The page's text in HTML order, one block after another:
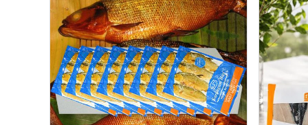
ズ
バ
ゴ
ス
フ
ィ
レ
（
半
身
）